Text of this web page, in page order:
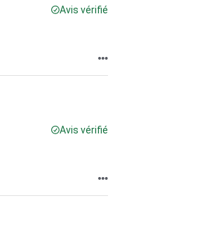
Avis vérifié
Avis vérifié